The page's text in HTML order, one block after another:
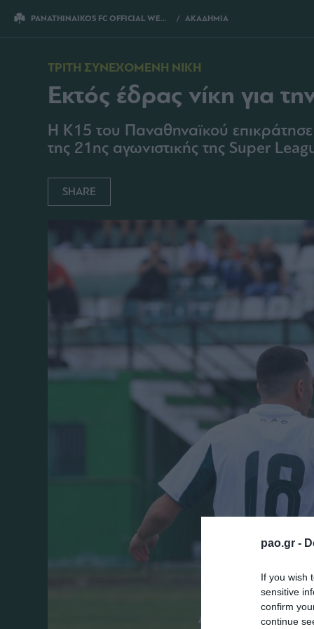
pao.gr -
If you wish
sensitive
confirm
continue
PANATHINAIKOS FC OFFICIAL WEBSITE ΑΚΑΔΗΜΙΑ ΕΚΤΟΣ ΕΔΡΑΣ
ΤΡΙΤΗ ΣΥΝΕΧΟΜΕΝΗ ΝΙΚΗ
Εκτός έδρας νίκη για
Η Κ15 του Παναθηναϊκού
της 21ης αγωνιστικής της Super
SHARE